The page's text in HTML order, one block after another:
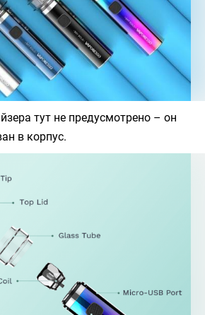
тут не предусмотрено – он
в корпус.